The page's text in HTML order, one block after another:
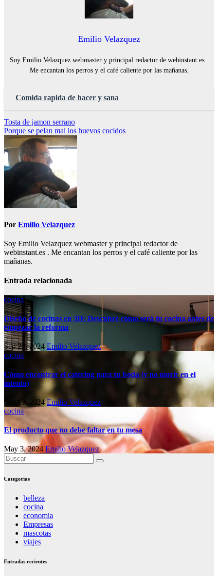
Emilio Velazquez
Soy Emilio Velazquez webmaster y principal redactor de webinstant.es .
Me encantan los perros y el café caliente por las mañanas.
Comida rapida de hacer y sana
Navegación
de
entradas
Tosta de jamon serrano
Porque se pelan mal los huevos cocidos
Por Emilio Velazquez
Soy Emilio Velazquez webmaster y principal redactor de
webinstant.es . Me encantan los perros y el café caliente por las
mañanas.
Entrada relacionada
cocina
Diseño de cocinas en 3D: Descubre cómo será tu cocina antes de
empezar la reforma
Sep 25, 2024 Emilio Velazquez
cocina
Cómo encontrar el catering para tu boda (y no morir en el
intento)
Sep 19, 2024Emilio Velazquez
cocina
El producto que no debe faltar en tu mesa
May 3, 2024 Emilio Velazquez
Categorías
belleza
cocina
economia
Empresas
mascotas
viajes
Entradas recientes